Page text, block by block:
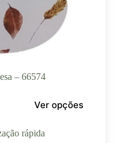
– 66574
Ver opções
rápida